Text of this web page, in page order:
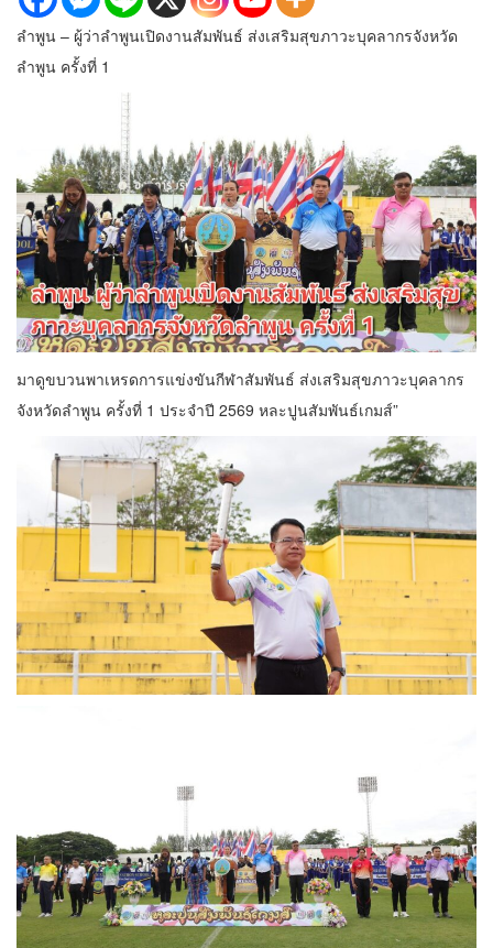
ลำพูน – ผู้ว่าลำพูนเปิดงานสัมพันธ์ ส่งเสริมสุขภาวะบุคลากรจังหวัด
ลำพูน ครั้งที่ 1
มาดูขบวนพาเหรดการแข่งขันกีฬาสัมพันธ์ ส่งเสริมสุขภาวะบุคลากร
จังหวัดลำพูน ครั้งที่ 1 ประจำปี 2569 หละปูนสัมพันธ์เกมส์”